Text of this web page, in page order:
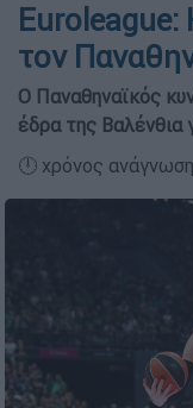
Euroleague:
τον
Ο Παναθηναϊκός
έδρα της Βαλένθια
🕛 χρόνος